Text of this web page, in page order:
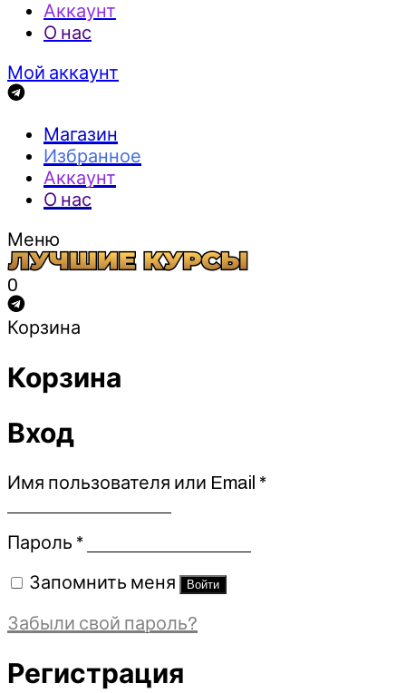
Аккаунт
О нас
Мой аккаунт
Магазин
Избранное
Аккаунт
О нас
Меню
0
Корзина
Корзина
Вход
Имя пользователя или Email *Обязательно
Пароль *Обязательно
Запомнить меня Войти
Забыли свой пароль?
Регистрация